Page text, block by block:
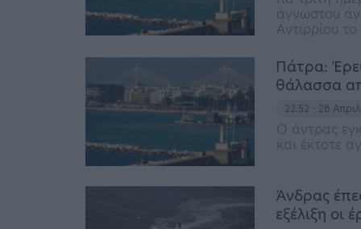
άγνωστου
Αντιρρίου
Πάτρα:
θάλασσα
22:52 - 28
Ο άντρας
και έκτοτε
Άνδρας
εξέλιξη οι